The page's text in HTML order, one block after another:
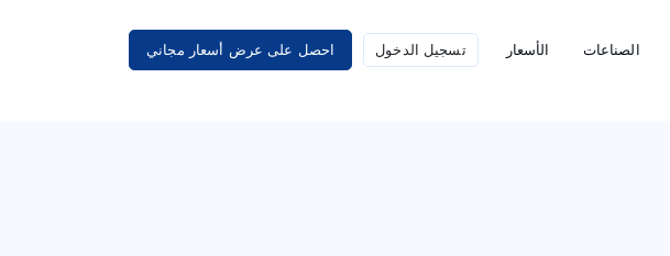
الصناعات الأسعار تسجيل الدخول احصل على عرض أسعار مجاني